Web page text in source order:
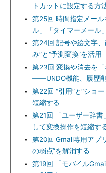
トカットに設定する方
第25回 時間指定メー
ル」「タイマーメール」
第24回 記号や絵文字
み”と“予測変換”を活用
第23回 変換や消去を
――UNDO機能、履歴
第22回 “引用”と“ショ
短縮する
第21回 「ユーザー辞書
して変換操作を短縮す
第20回 Gmail専用アプ
の弱点”を解消する
第19回 「モバイル